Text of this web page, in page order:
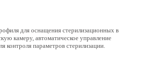
для оснащения стерилизационных в
камеру, автоматическое управление
контроля параметров стерилизации.